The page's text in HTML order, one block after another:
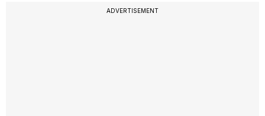
ADVERTISEMENT